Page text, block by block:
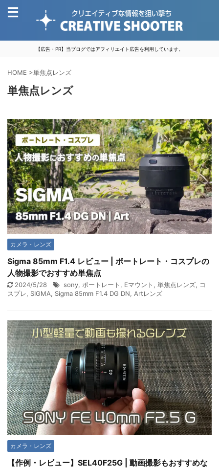
【広告・PR】当ブログではアフィリエイト広告を利用しています。
HOME >単焦点レンズ
単焦点レンズ
カメラ・レンズ
Sigma 85mm F1.4 レビュー | ポートレート・コスプレの
人物撮影でおすすめ単焦点
2024/5/28 sony, ポートレート , Eマウント , 単焦点レンズ, コ
スプレ, SIGMA, Sigma 85mm F1.4 DG DN, Artレンズ
カメラ・レンズ
【作例・レビュー】SEL40F25G | 動画撮影もおすすめな